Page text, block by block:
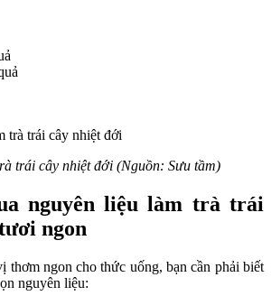
trái cây nhiệt đới (Nguồn: Sưu tầm)
nguyên liệu làm trà trái
ngon
thơm ngon cho thức uống, bạn cần phải biết
nguyên liệu: